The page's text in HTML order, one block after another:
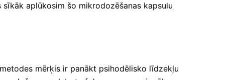
aplūkosim šo mikrodozēšanas kapsulu
mērķis ir panākt psihodēlisko līdzekļu